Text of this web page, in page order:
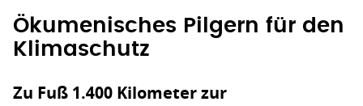
Ökumenisches Pilgern für den
Klimaschutz
Zu Fuß 1.400 Kilometer zur